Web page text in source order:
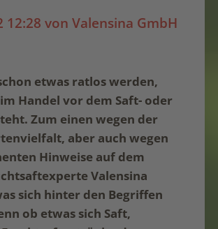
12:28 von Valensina GmbH
etwas ratlos werden,
Handel vor dem Saft- oder
Zum einen wegen der
aber auch wegen
Hinweise auf dem
Valensina
sich hinter den Begriffen
ob etwas sich Saft,